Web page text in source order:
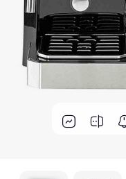
گوشت کوب برقی
لوازم پخت و پز